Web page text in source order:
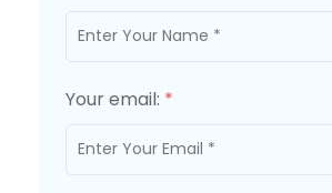
Your email: *